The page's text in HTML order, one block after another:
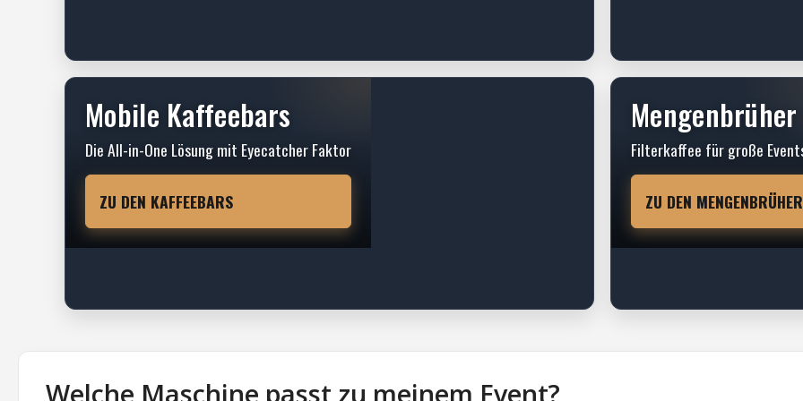
Mobile Kaffeebars
Die All-in-One Lösung mit Eyecatcher Faktor
ZU DEN KAFFEEBARS
Mengenbrüher
Filterkaffee für große
ZU DEN
Welche Maschine passt zu meinem Event?